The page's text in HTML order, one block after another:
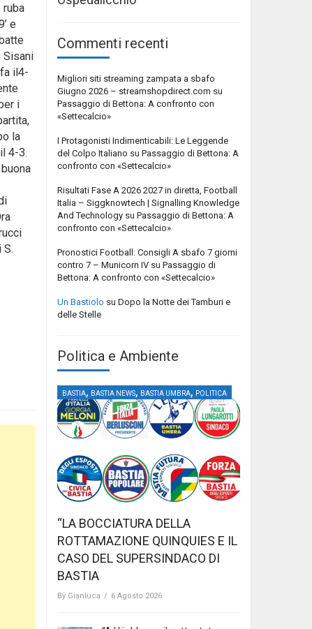
ruba
e
Sisani
il4-
i
la
4-3.
S.
Commenti recenti
Migliori siti streaming zampata a sbafo
Giugno 2026 – streamshopdirect.com su
Passaggio di Bettona: A confronto con
«Settecalcio»
I Protagonisti Indimenticabili: Le Leggende
del Colpo Italiano su Passaggio di Bettona: A
confronto con «Settecalcio»
Risultati Fase A 2026 2027 in diretta, Football
Italia – Siggknowtech | Signalling Knowledge
And Technology su Passaggio di Bettona: A
confronto con «Settecalcio»
Pronostici Football: Consigli A sbafo 7 giorni
contro 7 – Municorn IV su Passaggio di
Bettona: A confronto con «Settecalcio»
Un Bastiolo su Dopo la Notte dei Tamburi e
delle Stelle
Politica e Ambiente
BASTIA, BASTIA NEWS, BASTIA UMBRA, POLITICA
“LA BOCCIATURA DELLA
ROTTAMAZIONE QUINQUIES E IL
CASO DEL SUPERSINDACO DI
BASTIA
By Gianluca / 6 Agosto 2026